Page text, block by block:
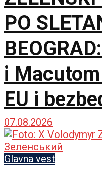
PO
i
EU i
07.08.2026
Glavna vest